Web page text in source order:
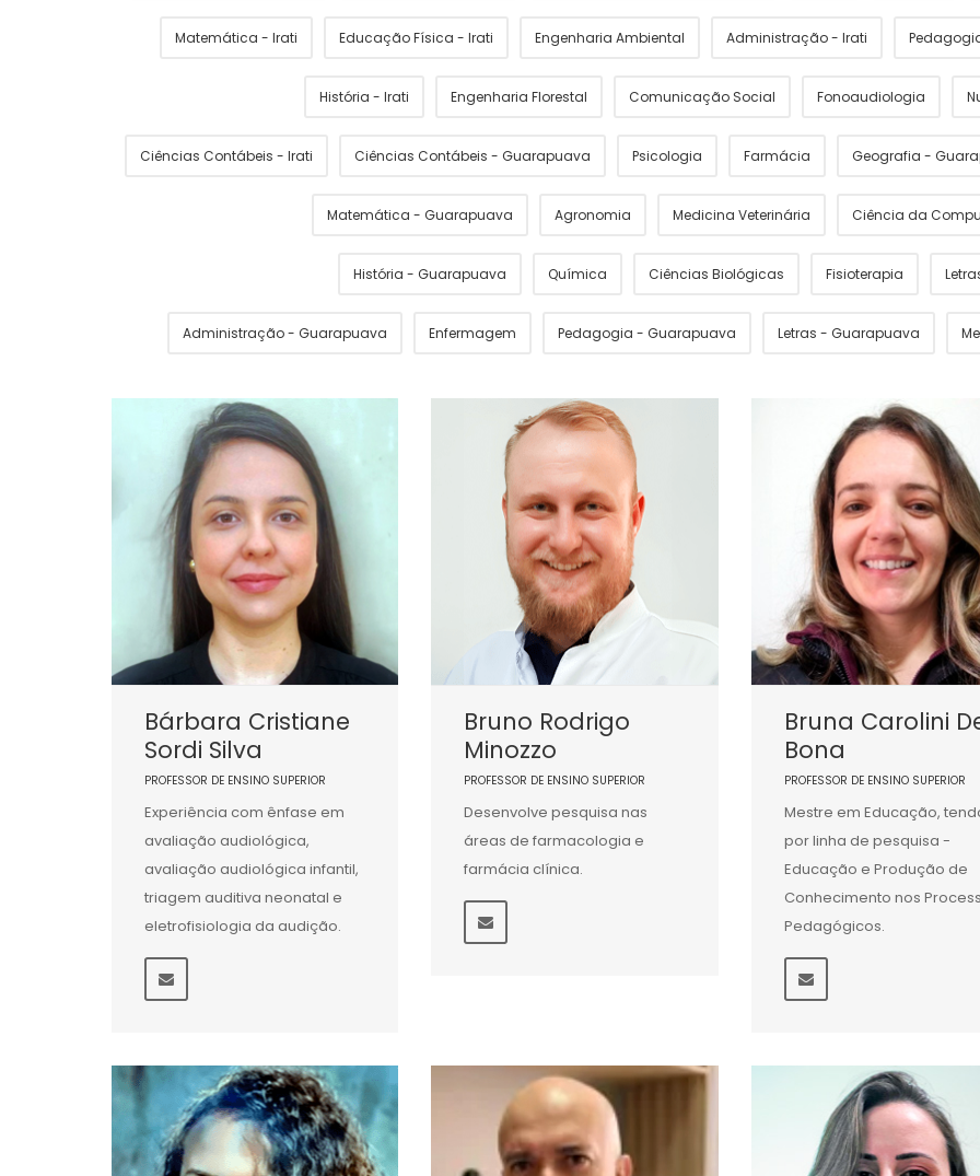
Matemática - Irati Educação Física - Irati Engenharia Ambiental Administração - Irati
História - Irati Engenharia Florestal Comunicação Social Fonoaudiologia
Ciências Contábeis - Irati Ciências Contábeis - Guarapuava Psicologia Farmácia Geografia -
Matemática - Guarapuava Agronomia Medicina Veterinária Ciência da
História - Guarapuava Química Ciências Biológicas Fisioterapia
Administração - Guarapuava Enfermagem Pedagogia - Guarapuava Letras - Guarapuava
Bárbara Cristiane
Sordi Silva
PROFESSOR DE ENSINO SUPERIOR
Experiência com ênfase em
avaliação audiológica,
avaliação audiológica infantil,
triagem auditiva neonatal e
eletrofisiologia da audição.
Bruno Rodrigo
Minozzo
PROFESSOR DE ENSINO SUPERIOR
Desenvolve pesquisa nas
áreas de farmacologia e
farmácia clínica.
Bruna Carolini
Bona
PROFESSOR DE ENSINO SUPERIOR
Mestre em Educação,
por linha de pesquisa -
Educação e Produção de
Conhecimento nos
Pedagógicos.